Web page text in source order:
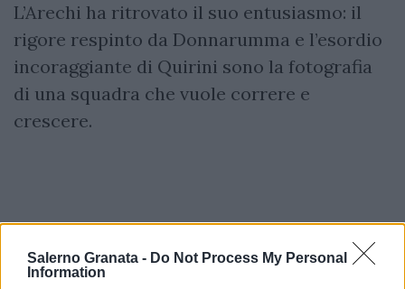
Salerno Granata - Do Not Process My Personal
Information
L’Arechi ha ritrovato il suo entusiasmo: il
rigore respinto da Donnarumma e l’esordio
incoraggiante di Quirini sono la fotografia
di una squadra che vuole correre e
crescere.